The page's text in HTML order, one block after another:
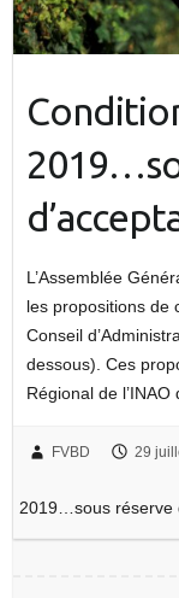
L’Assemblée
les propositions de
Conseil
dessous). Ces
Régional de
FVBD 29
2019…sous réserve